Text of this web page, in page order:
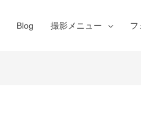
Blog 撮影メニュー フ